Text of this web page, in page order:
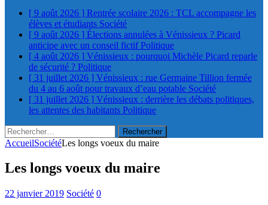
[ 9 août 2026 ] Rentrée scolaire 2026 : TCL accompagne les
élèves et étudiants Société
[ 9 août 2026 ] Élections annulées à Vénissieux ? Picard
anticipe avec un conseil fictifPolitique
[ 4 août 2026 ] Vénissieux : pourquoi Michèle Picard reparle
de sécurité ? Politique
[ 31 juillet 2026 ] Vénissieux : rue Germaine Tillion fermée
du 4 au 6 août pour travaux d’eau potable Société
[ 31 juillet 2026 ] Vénissieux : derrière les débats politiques,
les attentes des habitants Politique
Rechercher :
AccueilSociétéLes longs voeux du maire
Les longs voeux du maire
22 janvier 2019 Société 0